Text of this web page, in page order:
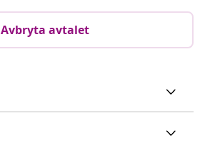
Avbryta avtalet